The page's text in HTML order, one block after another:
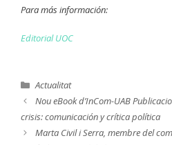
Para más información:
Editorial UOC
Categories
Actualitat
Nou eBook d’InCom-UAB
crisis: comunicación y crítica política
Marta Civil i Serra, membre del